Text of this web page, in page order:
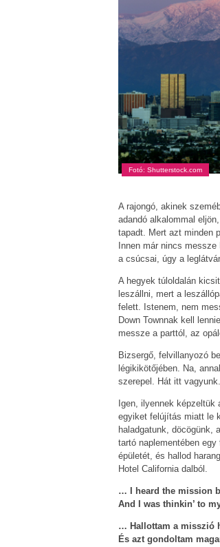
Fotó: Shutterstock.com
A rajongó, akinek
adandó alkalommal
tapadt. Mert azt minden
Innen már nincs
a csúcsai, úgy a
A hegyek túloldalán
leszállni, mert a
felett. Istenem, nem
Down Townnak kell
messze a parttól, az
Bizsergő, felvillanyozó
légikikötőjében. Na,
szerepel. Hát itt
Igen, ilyennek képzeltük
egyiket felújítás miatt le
haladgatunk, döcögünk,
tartó naplementében
épületét, és hallod
Hotel California dalból.
… I heard the mission
And I was thinkin’ to
… Hallottam a misszió
És azt gondoltam